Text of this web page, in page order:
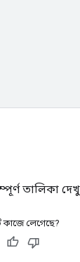
তালিকা
কাজে লেগেছে?